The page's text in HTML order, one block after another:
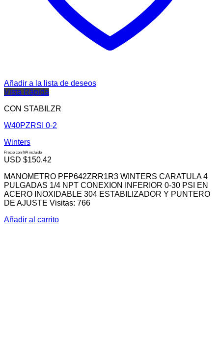
Añadir a la lista de deseos
Vista Rápida
CON STABILZR
W40PZRSI 0-2
Winters
Precio con IVA incluido
USD $150.42
MANOMETRO PFP642ZRR1R3 WINTERS CARATULA 4
PULGADAS 1/4 NPT CONEXION INFERIOR 0-30 PSI EN
ACERO INOXIDABLE 304 ESTABILIZADOR Y PUNTERO
DE AJUSTE Visitas: 766
Añadir al carrito